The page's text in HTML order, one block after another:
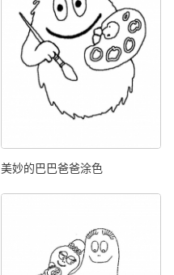
美妙的巴巴爸爸涂色